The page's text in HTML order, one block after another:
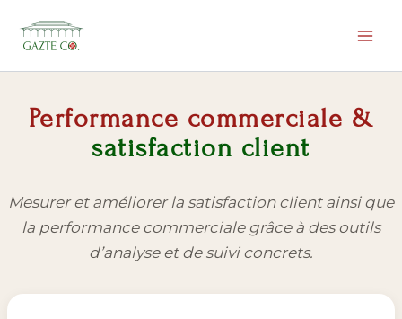
contenu
Performance commerciale &
satisfaction client
Mesurer et améliorer la satisfaction client ainsi que
la performance commerciale grâce à des outils
d’analyse et de suivi concrets.